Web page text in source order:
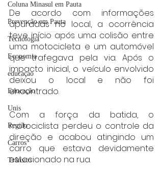
Coluna Minasul em Pauta
Prevenção em Pauta
Tecnologia
Economia
educaçao
Educação
Unis
Região
Carros
Trânsito
De acordo com informações
apuradas no local, a ocorrência
teve início após uma colisão entre
uma motocicleta e um automóvel
que trafegava pela via. Após o
impacto inicial, o veículo envolvido
deixou o local e não foi
encontrado.
Com a força da batida, o
motociclista perdeu o controle da
direção e acabou atingindo um
carro que estava devidamente
estacionado na rua.